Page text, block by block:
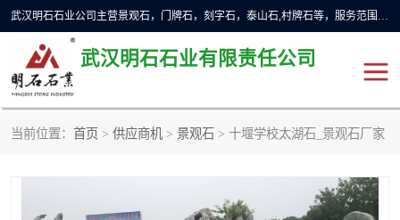
武汉明石石业公司主营景观石，门牌石，刻字石，泰山石,村牌石等，服务范围主要有：武汉，咸宁等地区。公司秉承敬业奉献、锐意创新的企业精神，从无到有，从小到大，以一种产业报国的创业精神，竭诚为客户提供服务，为社会设计财富。
武汉明石石业有限责任公司
当前位置： 首页 > 供应商机 > 景观石 > 十堰学校太湖石_景观石厂家
奠基石